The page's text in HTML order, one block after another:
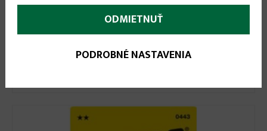
ODMIETNUŤ
PODROBNÉ NASTAVENIA